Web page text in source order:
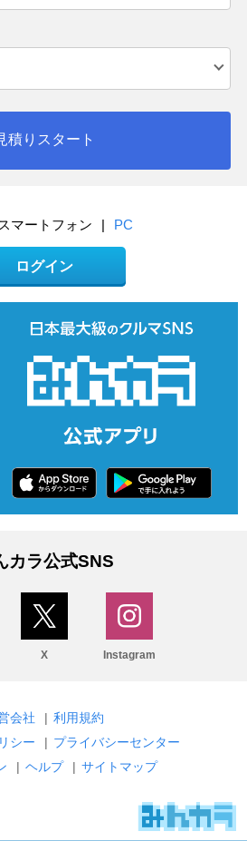
積りスタート
スマートフォン | PC
ログイン
カラ公式SNS
X Instagram
会社 | 利用規約
シー
| プライバシーセンター
| ヘルプ | サイトマップ